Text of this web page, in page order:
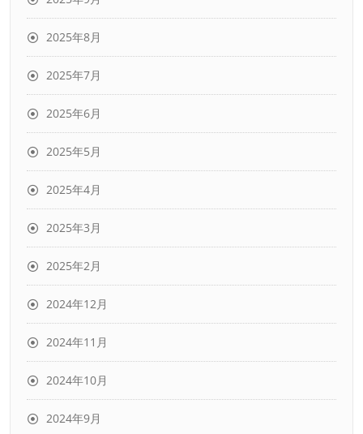
2025年8月
2025年7月
2025年6月
2025年5月
2025年4月
2025年3月
2025年2月
2024年12月
2024年11月
2024年10月
2024年9月